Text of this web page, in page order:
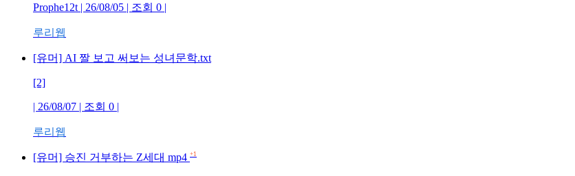
Prophe12t | 26/08/05 | 조회 0 |
루리웹
[유머] AI 짤 보고 써보는 성녀문학.txt
[2]
| 26/08/07 | 조회 0 |
루리웹
[유머] 승진 거부하는 Z세대 mp4 +1